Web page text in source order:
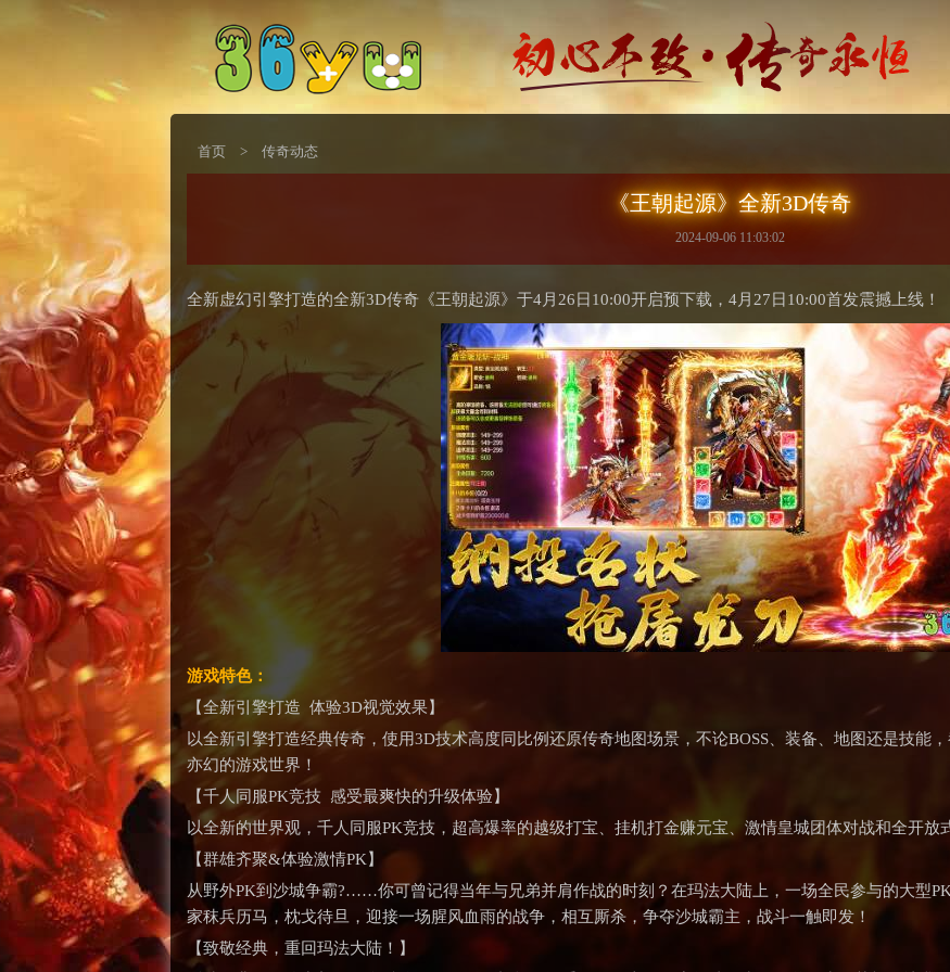
首页 > 传奇动态
《王朝起源》全新3D传奇
2024-09-06 11:03:02
全新虚幻引擎打造的全新3D传奇《王朝起源》于4月26日10:00开启预下载，4月27日10:00首发震撼上线！
游戏特色：
【全新引擎打造 体验3D视觉效果】
以全新引擎打造经典传奇，使用3D技术高度同比例还原传奇地图场景，不论BOSS、装备、地图还是技能
亦幻的游戏世界！
【千人同服PK竞技 感受最爽快的升级体验】
以全新的世界观，千人同服PK竞技，超高爆率的越级打宝、挂机打金赚元宝、激情皇城团体对战和全开放
【群雄齐聚&体验激情PK】
从野外PK到沙城争霸?……你可曾记得当年与兄弟并肩作战的时刻？在玛法大陆上，一场全民参与的大型
家秣兵历马，枕戈待旦，迎接一场腥风血雨的战争，相互厮杀，争夺沙城霸主，战斗一触即发！
【致敬经典，重回玛法大陆！】